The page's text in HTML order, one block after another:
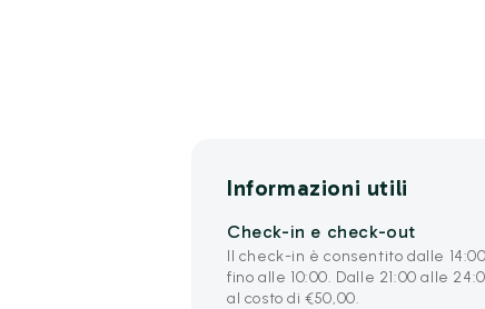
Informazioni utili
Check-in e check-out
Il check-in è consentito dalle
fino alle 10:00. Dalle 21:00 alle
al costo di €50,00.